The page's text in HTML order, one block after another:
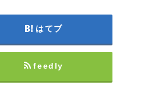
はてブ
feedly